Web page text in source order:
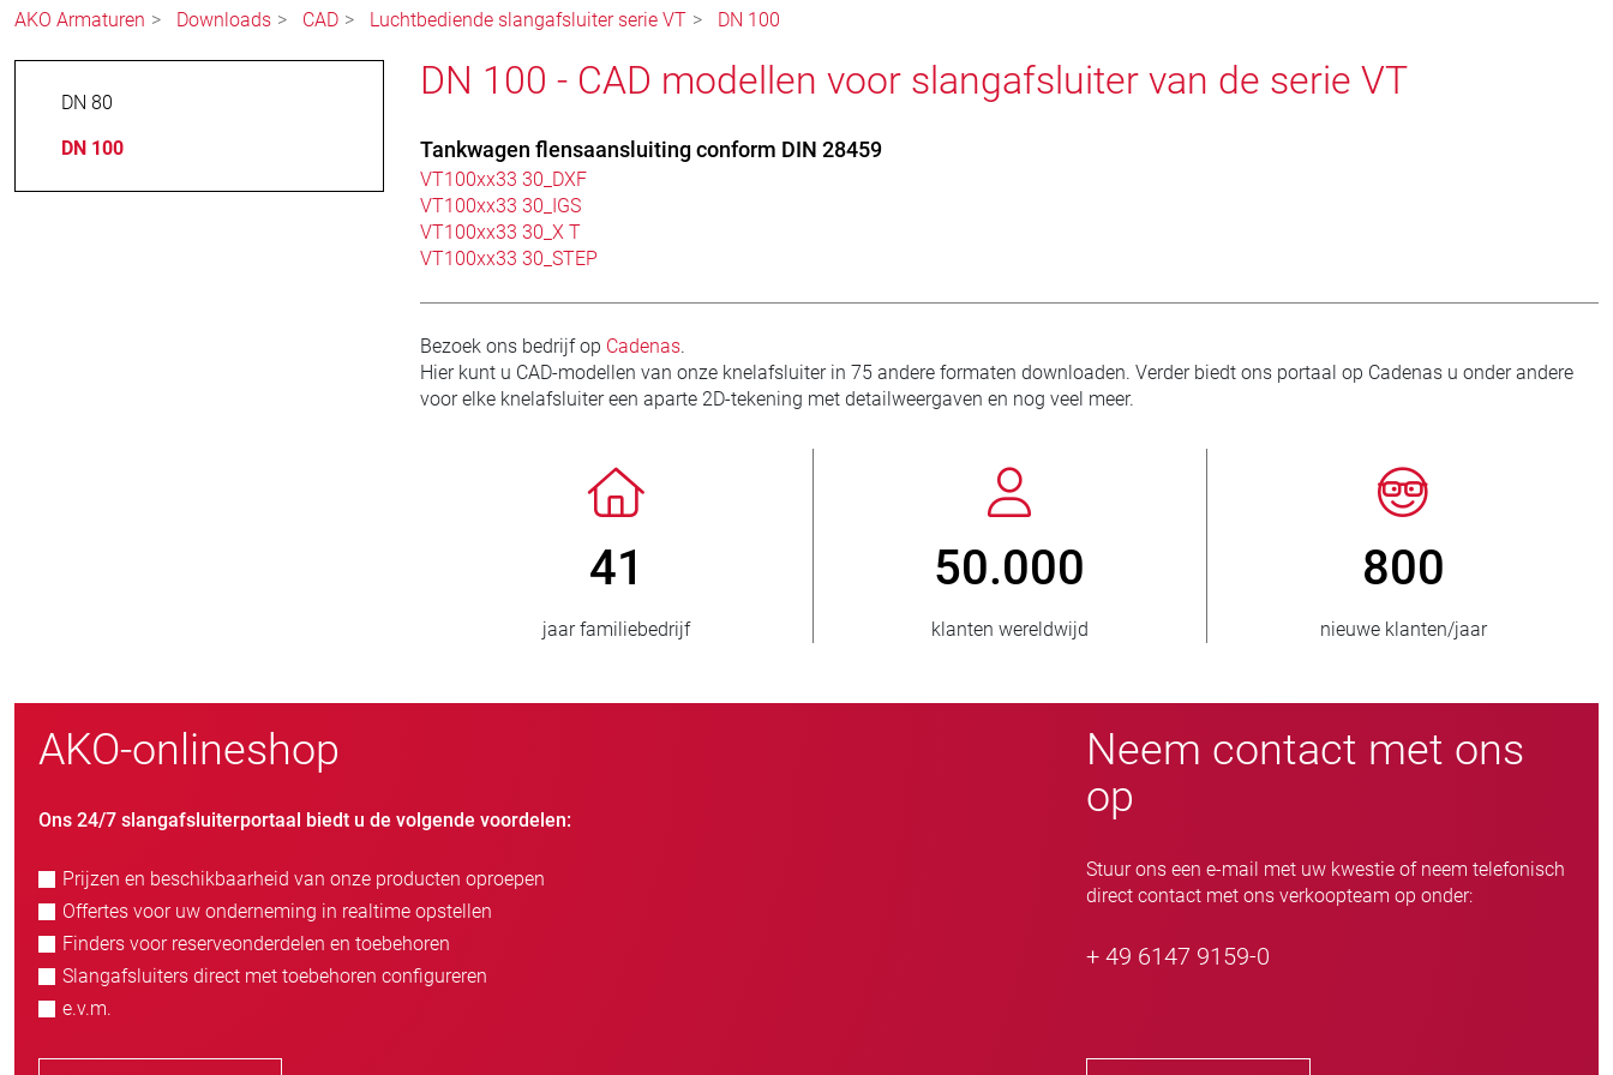
AKO Armaturen Downloads CAD Luchtbediende slangafsluiter serie VT DN 100
DN 80
DN 100
DN 100 - CAD modellen voor slangafsluiter van de serie VT
Tankwagen flensaansluiting conform DIN 28459
VT100xx33 30_DXF
VT100xx33 30_IGS
VT100xx33 30_X T
VT100xx33 30_STEP
Bezoek ons bedrijf op Cadenas.
Hier kunt u CAD-modellen van onze knelafsluiter in 75 andere formaten downloaden. Verder biedt ons portaal op Cadenas u onder andere
voor elke knelafsluiter een aparte 2D-tekening met detailweergaven en nog veel meer.
50.000
klanten wereldwijd
800
nieuwe klanten/jaar
> 3.500.000
verkochte eenheden
AKO-onlineshop
Ons 24/7 slangafsluiterportaal biedt u de volgende voordelen:
Prijzen en beschikbaarheid van onze producten oproepen
Offertes voor uw onderneming in realtime opstellen
Finders voor reserveonderdelen en toebehoren
Slangafsluiters direct met toebehoren configureren
e.v.m.
Neem contact met ons
op
Stuur ons een e-mail met uw kwestie of neem telefonisch
direct contact met ons verkoopteam op onder:
+ 49 6147 9159-0